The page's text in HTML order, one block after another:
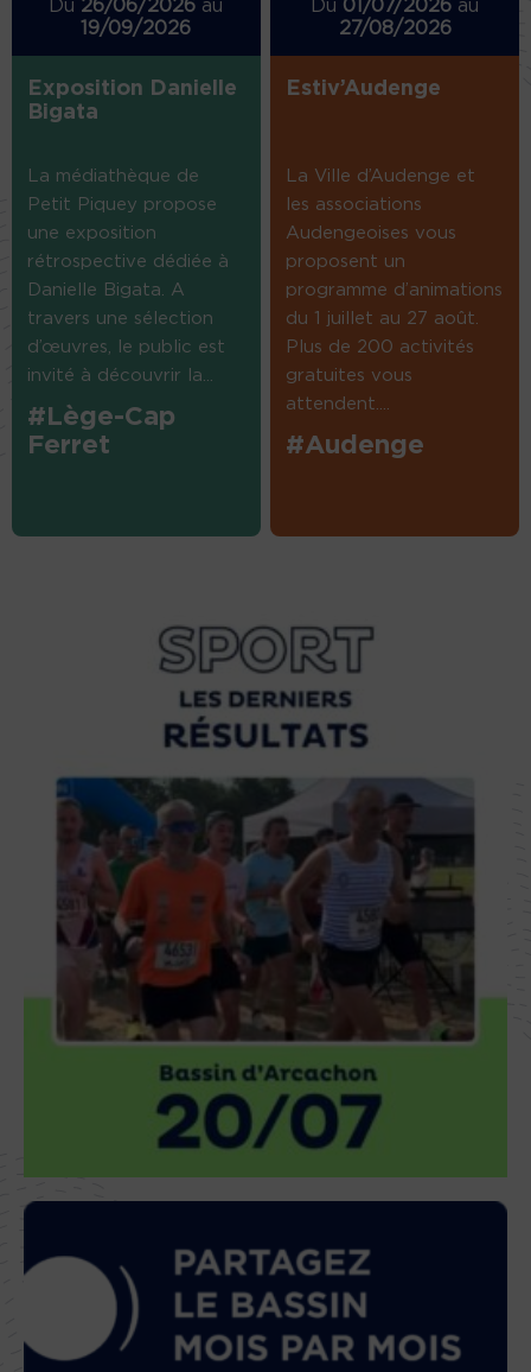
Du 26/06/2026 au
19/09/2026
Exposition Danielle
Bigata
La médiathèque de
Petit Piquey propose
une exposition
rétrospective dédiée à
Danielle Bigata. A
travers une sélection
d’œuvres, le public est
invité à découvrir la...
#Lège-Cap
Ferret
Du 01/07/2026 au
27/08/2026
Estiv’Audenge
La Ville d’Audenge et
les associations
Audengeoises vous
proposent un
programme d’animations
du 1 juillet au 27 août.
Plus de 200 activités
gratuites vous
attendent....
#Audenge